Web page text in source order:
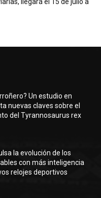
Un estudio en
nuevas claves sobre el
del Tyrannosaurus rex
la evolución de los
con más inteligencia
relojes deportivos